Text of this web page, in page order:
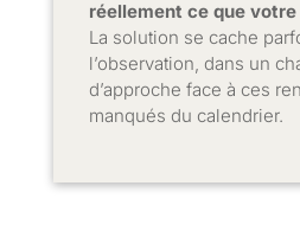
réellement ce que
La solution se cache
l’observation, dans un
d’approche face à ces
manqués du calendrier.